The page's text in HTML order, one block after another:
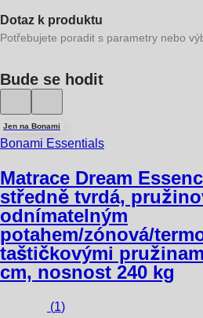
Dotaz k produktu
Potřebujete poradit s parametry nebo
Bude se hodit
Jen na Bonami
Bonami Essentials
Matrace Dream
středně tvrdá,
odnímatelným
potahem/zónová/
taštičkovými
cm, nosnost 240 kg
(1)